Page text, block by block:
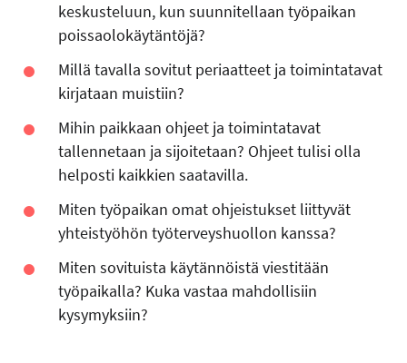
keskusteluun, kun suunnitellaan työpaikan
poissaolokäytäntöjä?
Millä tavalla sovitut periaatteet ja toimintatavat
kirjataan muistiin?
Mihin paikkaan ohjeet ja toimintatavat
tallennetaan ja sijoitetaan? Ohjeet tulisi olla
helposti kaikkien saatavilla.
Miten työpaikan omat ohjeistukset liittyvät
yhteistyöhön työterveyshuollon kanssa?
Miten sovituista käytännöistä viestitään
työpaikalla? Kuka vastaa mahdollisiin
kysymyksiin?